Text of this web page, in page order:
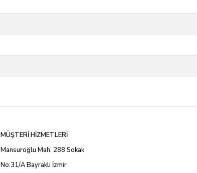
MÜŞTERİ HİZMETLERİ
Mansuroğlu Mah. 288 Sokak
No:31/A Bayraklı İzmir